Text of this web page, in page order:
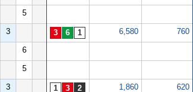
5
3 6,580 760
6
5
3 1,860 620